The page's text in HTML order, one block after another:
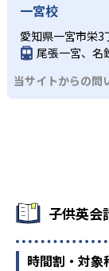
一宮校
愛知県一宮市栄
尾張一宮、名
当サイトからの問
子供英会
時間割・対象